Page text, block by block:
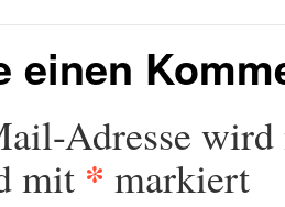
einen
Adresse
mit * markiert